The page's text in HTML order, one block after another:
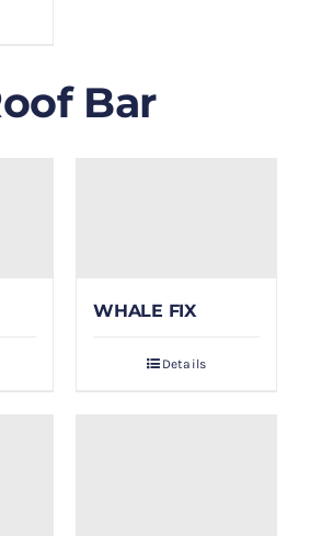
Bar
WHALE FIX
Details